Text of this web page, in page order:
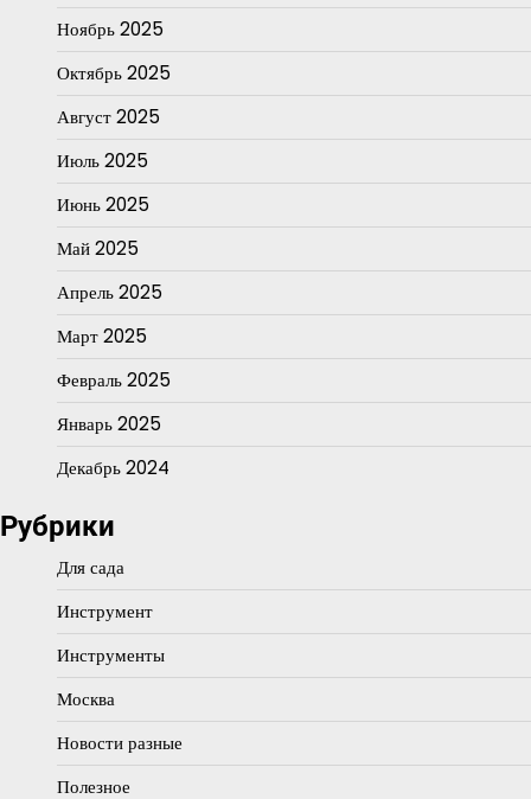
Ноябрь 2025
Октябрь 2025
Август 2025
Июль 2025
Июнь 2025
Май 2025
Апрель 2025
Март 2025
Февраль 2025
Январь 2025
Декабрь 2024
Рубрики
Для сада
Инструмент
Инструменты
Москва
Новости разные
Полезное